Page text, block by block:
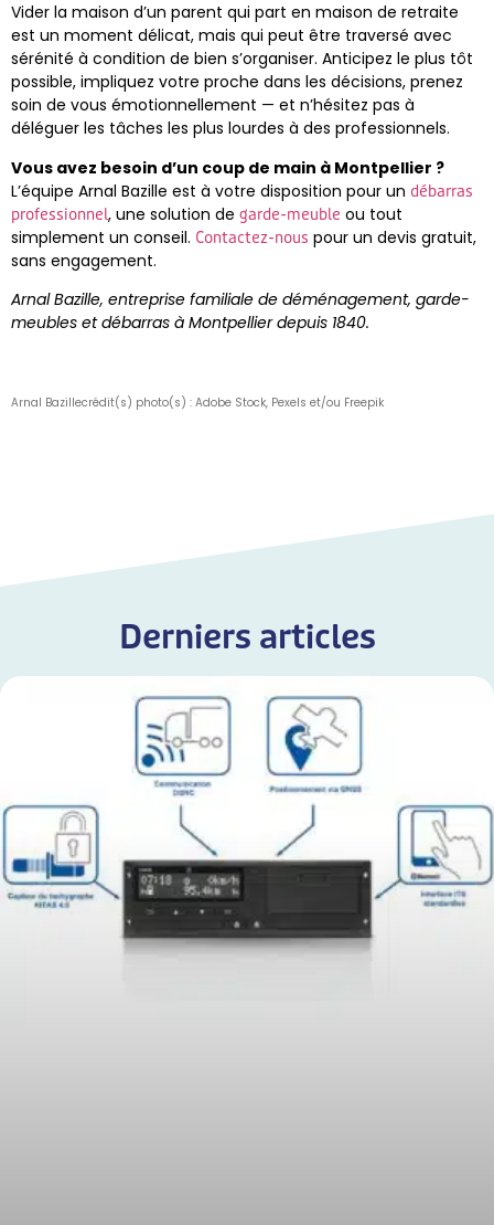
Vider la maison d’un parent qui part en maison de retraite
est un moment délicat, mais qui peut être traversé avec
sérénité à condition de bien s’organiser. Anticipez le plus tôt
possible, impliquez votre proche dans les décisions, prenez
soin de vous émotionnellement — et n’hésitez pas à
déléguer les tâches les plus lourdes à des professionnels.
Vous avez besoin d’un coup de main à Montpellier ?
L’équipe Arnal Bazille est à votre disposition pour un débarras
professionnel, une solution de garde-meuble ou tout
simplement un conseil. Contactez-nous pour un devis gratuit,
sans engagement.
Arnal Bazille, entreprise familiale de déménagement, garde-
meubles et débarras à Montpellier depuis 1840.
Arnal Bazillecrédit(s) photo(s) : Adobe Stock, Pexels et/ou Freepik
Derniers articles